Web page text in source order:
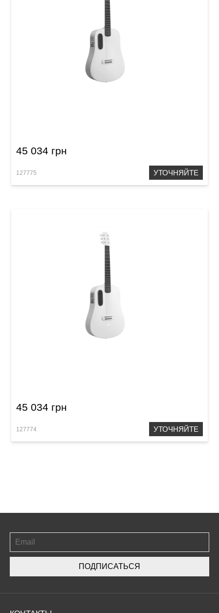
45 034 грн
127775 УТОЧНЯЙТЕ
45 034 грн
127774 УТОЧНЯЙТЕ
ПОДПИСАТЬСЯ